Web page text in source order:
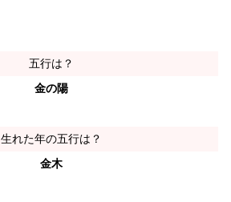
五行は？
金の陽
生れた年の五行は？
金木